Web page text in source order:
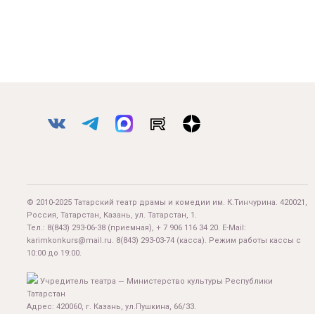
© 2010-2025 Татарский театр драмы и комедии им. К.Тинчурина. 420021,
Россия, Татарстан, Казань, ул. Татарстан, 1.
Тел.: 8(843) 293-06-38 (приемная), + 7 906 116 34 20. E-Mail:
karimkonkurs@mail.ru. 8(843) 293-03-74 (касса). Режим работы кассы с
10:00 до 19:00.
Учредитель театра — Министерство культуры Республики
Татарстан
Адрес: 420060, г. Казань, ул.Пушкина, 66/33.